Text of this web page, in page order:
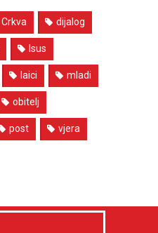
Crkva dijalog
Isus
laici mladi
obitelj
post vjera